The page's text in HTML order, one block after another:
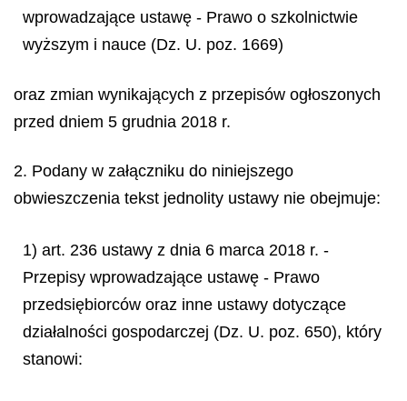
wprowadzające ustawę - Prawo o szkolnictwie
wyższym i nauce (Dz. U. poz. 1669)
oraz zmian wynikających z przepisów ogłoszonych
przed dniem 5 grudnia 2018 r.
2. Podany w załączniku do niniejszego
obwieszczenia tekst jednolity ustawy nie obejmuje:
1) art. 236 ustawy z dnia 6 marca 2018 r. -
Przepisy wprowadzające ustawę - Prawo
przedsiębiorców oraz inne ustawy dotyczące
działalności gospodarczej (Dz. U. poz. 650), który
stanowi: